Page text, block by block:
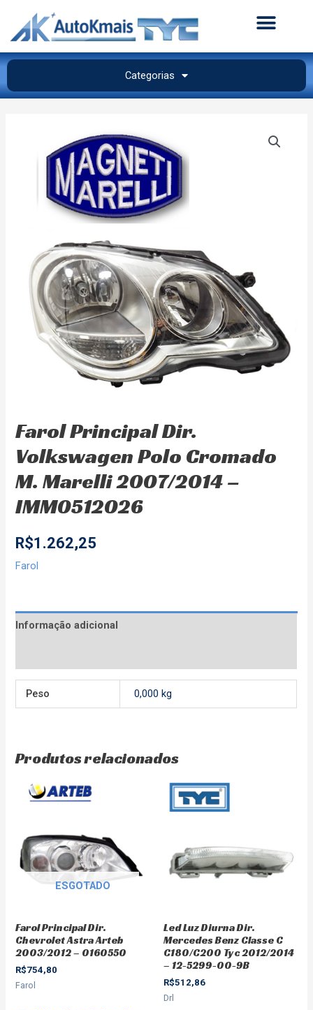
Categorias
Farol Principal Dir.
Volkswagen Polo Cromado
M. Marelli 2007/2014 –
IMM0512026
R$1.262,25
Farol
Informação adicional
Peso 0,000 kg
Produtos relacionados
ESGOTADO
Farol Principal Dir.
Chevrolet Astra Arteb
2003/2012 – 0160550
R$754,80
Farol
Led Luz Diurna Dir.
Mercedes Benz Classe C
C180/C200 Tyc 2012/2014
– 12-5299-00-9B
R$512,86
Drl